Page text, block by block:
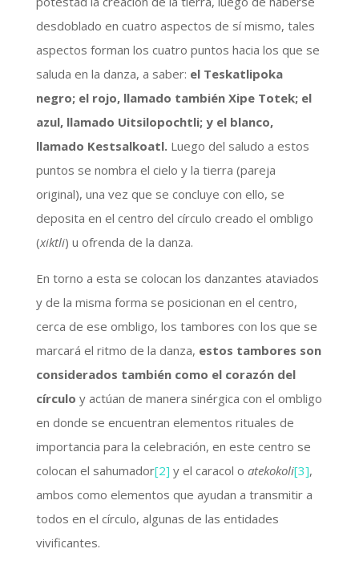
desdoblado en cuatro aspectos de sí mismo, tales
aspectos forman los cuatro puntos hacia los que se
saluda en la danza, a saber: el Teskatlipoka
negro; el rojo, llamado también Xipe Totek; el
azul, llamado Uitsilopochtli; y el blanco,
llamado Kestsalkoatl.Luego del saludo a estos
puntos se nombra el cielo y la tierra (pareja
original), una vez que se concluye con ello, se
deposita en el centro del círculo creado el ombligo
(xiktli) u ofrenda de la danza.
En torno a esta se colocan los danzantes ataviados
y de la misma forma se posicionan en el centro,
cerca de ese ombligo, los tambores con los que se
marcará el ritmo de la danza, estos tambores son
considerados también como el corazón del
círculo y actúan de manera sinérgica con el ombligo
en donde se encuentran elementos rituales de
importancia para la celebración, en este centro se
colocan el sahumador[2] y el caracol o atekokoli[3],
ambos como elementos que ayudan a transmitir a
todos en el círculo, algunas de las entidades
vivificantes.